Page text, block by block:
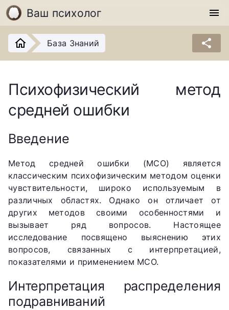
Ваш психолог menu
База Знаний share
Психофизический метод
средней ошибки
Введение
Метод средней ошибки (МСО) является
классическим психофизическим методом оценки
чувствительности, широко используемым в
различных областях. Однако он отличает от
других методов своими особенностями и
вызывает ряд вопросов. Настоящее
исследование посвящено выяснению этих
вопросов, связанных с интерпретацией,
показателями и применением МСО.
Интерпретация распределения
подравниваний